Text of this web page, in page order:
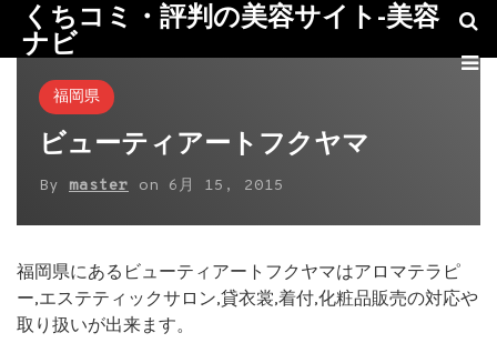
くちコミ・評判の美容サイト-美容
ナビ
福岡県
ビューティアートフクヤマ
By master on 6月 15, 2015
福岡県にあるビューティアートフクヤマはアロマテラピ
ー,エステティックサロン,貸衣裳,着付,化粧品販売の対応や
取り扱いが出来ます。